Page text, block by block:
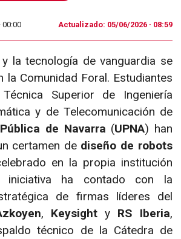
00:00 Actualizado: 05/06/2026 · 08:59
la tecnología de vanguardia se
la Comunidad Foral. Estudiantes
Superior de Ingeniería
y de Telecomunicación de
de Navarra (UPNA) han
certamen de diseño de robots
en la propia institución
iniciativa ha contado con la
de firmas líderes del
, Keysight y RS Iberia,
técnico de la Cátedra de